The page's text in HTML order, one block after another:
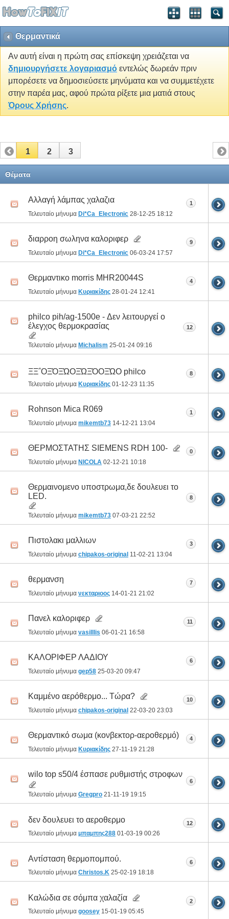
Θερμαντικά
Αν αυτή είναι η πρώτη σας επίσκεψη χρειάζεται να
δημιουργήσετε λογαριασμό εντελώς δωρεάν πριν
μπορέσετε να δημοσιεύσετε μηνύματα και να συμμετέχετε
στην παρέα μας, αφού πρώτα ρίξετε μια ματιά στους
Όρους Χρήσης.
1 2 3
Θέματα
Αλλαγή λάμπας χαλαζια
Τελευταίο μήνυμα Di*Ca_Electronic 28-12-25 18:12
1
διαρροη σωληνα καλοριφερ
Τελευταίο μήνυμα Di*Ca_Electronic 06-03-24 17:57
9
Θερμαντικο morris MHR20044S
Τελευταίο μήνυμα Κυριακίδης 28-01-24 12:41
4
philco pih/ag-1500e - Δεν λειτουργεί ο
έλεγχος θερμοκρασίας
Τελευταίο μήνυμα Michalism 25-01-24 09:16
12
ΞΞ΅ΟΞΌΞΏΟΞΏΞΌΟΞΏΟ philco
Τελευταίο μήνυμα Κυριακίδης 01-12-23 11:35
8
Rohnson Mica R069
Τελευταίο μήνυμα mikemtb73 14-12-21 13:04
1
ΘΕΡΜΟΣΤΑΤΗΣ SIEMENS RDH 100-
Τελευταίο μήνυμα NICOLA 02-12-21 10:18
0
Θερμαινομενο υποστρωμα,δε δουλευει το
LED.
Τελευταίο μήνυμα mikemtb73 07-03-21 22:52
8
Πιστολακι μαλλιων
Τελευταίο μήνυμα chipakos-original 11-02-21 13:04
3
θερμανση
Τελευταίο μήνυμα νεκταριοος 14-01-21 21:02
7
Πανελ καλοριφερ
Τελευταίο μήνυμα vasilllis 06-01-21 16:58
11
ΚΑΛΟΡΙΦΕΡ ΛΑΔΙΟΥ
Τελευταίο μήνυμα gep58 25-03-20 09:47
6
Καμμένο αερόθερμο... Τώρα?
Τελευταίο μήνυμα chipakos-original 22-03-20 23:03
10
Θερμαντικό σωμα (κονβεκτορ-αεροθερμό)
Τελευταίο μήνυμα Κυριακίδης 27-11-19 21:28
4
wilo top s50/4 έσπασε ρυθμιστής στροφων
Τελευταίο μήνυμα Gregpro 21-11-19 19:15
6
δεν δουλευει το αεροθερμο
Τελευταίο μήνυμα μπαμπης288 01-03-19 00:26
12
Αντίσταση θερμοπομπού.
Τελευταίο μήνυμα Christos.K 25-02-19 18:18
6
Kαλώδια σε σόμπα χαλαζία
Τελευταίο μήνυμα goosey 15-01-19 05:45
2